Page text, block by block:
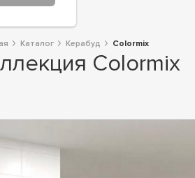
Каталог Керабуд Colormix
Colormix